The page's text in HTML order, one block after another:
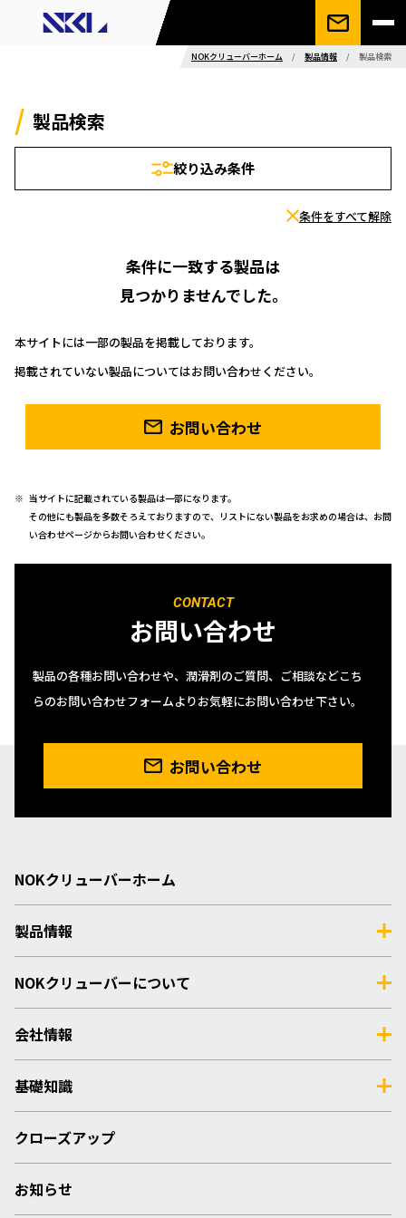
NOKクリューバーホーム / 製品情報 / 製品検索
製品検索
絞り込み条件
条件をすべて解除
条件に一致する製品は
見つかりませんでした。
本サイトには一部の製品を掲載しております。
掲載されていない製品についてはお問い合わせください。
お問い合わせ
当サイトに記載されている製品は一部になります。
その他にも製品を多数そろえておりますので、リストにない製品をお求めの場合は、お問
い合わせページからお問い合わせください。
CONTACT
お問い合わせ
製品の各種お問い合わせや、潤滑剤のご質問、ご相談などこち
らのお問い合わせフォームよりお気軽にお問い合わせ下さい。
お問い合わせ
NOKクリューバーホーム
製品情報
NOKクリューバーについて
会社情報
基礎知識
クローズアップ
お知らせ